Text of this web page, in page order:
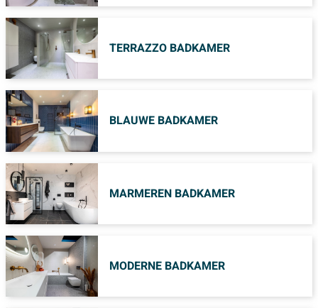
TERRAZZO BADKAMER
BLAUWE BADKAMER
MARMEREN BADKAMER
MODERNE BADKAMER